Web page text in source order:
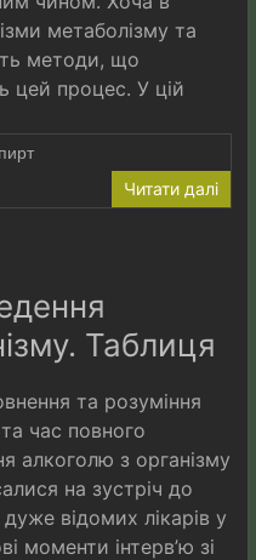
метаболізму та
методи, що
цей процес. У цій
Читати далі
Таблиця
та розуміння
час повного
алкоголю з організму
на зустріч до
відомих лікарів у
моменти інтерв’ю зі